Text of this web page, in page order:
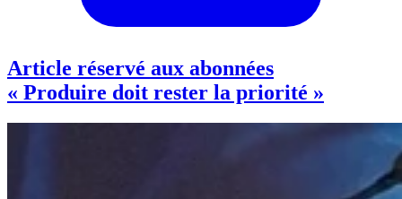
Article réservé aux abonnées
« Produire doit rester la priorité »